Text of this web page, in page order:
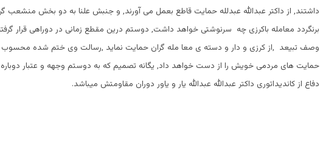
داشتند, از داکتر عبدالله عبدلله حمایت قاطع بعمل می آورند, و جنبش علنا به دو بخش منشعب
برنگردد معامله باکرزی چه سرنوشتی خواهد داشت, دوستم درین مقطع زمانی در دوراهی قرار
وصف تبیعد ,از کرزی و دار و دسته ی معا مله گران حمایت نماید ,رسالت وی ختم شده محسوب
حمایت های مردمی خویش را از دست خواهد داد, یگانه تصمیم که به دوستم وجهه و عتبار
دفاع از کاندیداتوری داکتر عبدالله عبدالله یار و یاور دوران مقاومتش میباشد.